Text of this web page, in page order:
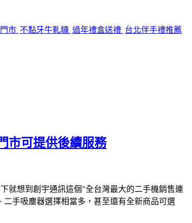
市 不黏牙牛軋糖 過年禮盒送禮 台北伴手禮推薦
市可提供後續服務
就想到創宇通訊這個"全台灣最大的二手機銷售連
手吸塵器選擇相當多，甚至還有全新商品可選